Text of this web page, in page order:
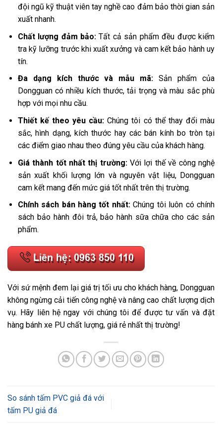
đội ngũ kỹ thuật viên tay nghề cao đảm bảo thời gian sản
xuất nhanh.
Chất lượng đảm bảo: Tất cả sản phẩm đều được kiểm
tra kỹ lưỡng trước khi xuất xưởng và cam kết bảo hành uy
tín.
Đa dạng kích thước và mẫu mã: Sản phẩm của
Dongguan có nhiều kích thước, tải trọng và màu sắc phù
hợp với mọi nhu cầu.
Thiết kế theo yêu cầu:Chúng tôi có thể thay đổi màu
sắc, hình dạng, kích thước hay các bán kính bo tròn tại
các điểm giao nhau theo đúng yêu cầu của khách hàng.
Giá thành tốt nhất thị trường:Với lợi thế về công nghệ
sản xuất khối lượng lớn và nguyên vật liệu, Dongguan
cam kết mang đến mức giá tốt nhất trên thị trường.
Chính sách bán hàng tốt nhất:Chúng tôi luôn có chính
sách bảo hành đôi trả, bảo hành sữa chữa cho các sản
phẩm.
Với sứ mệnh đem lại giá trị tối ưu cho khách hàng, Dongguan
không ngừng cải tiến công nghệ và nâng cao chất lượng dịch
vụ. Hãy liên hệ ngay với chúng tôi để được tư vấn và đặt
hàng bánh xe PU chất lượng, giá rẻ nhất thị trường!
So sánh tấm PVC giả đá với
tấm PU giả đá